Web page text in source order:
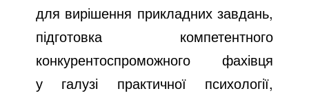
для вирішення прикладних завдань,
підготовка компетентного
конкурентоспроможного фахівця
у галузі практичної психології,